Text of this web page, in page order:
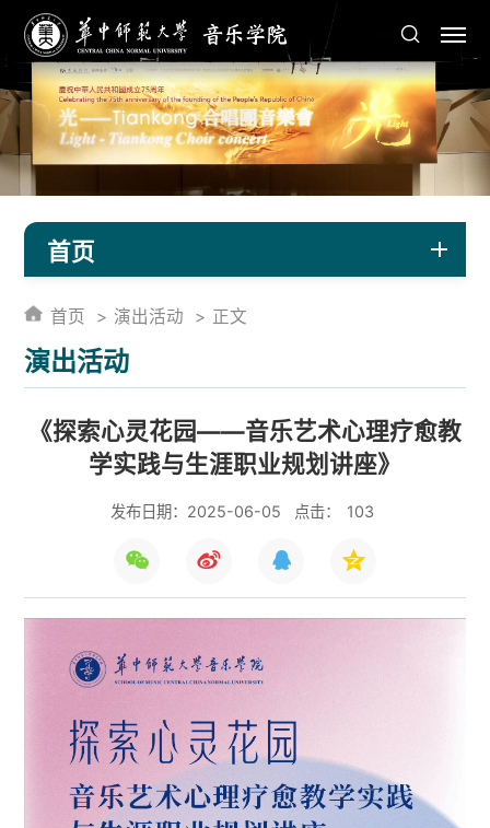
首页
演出活动
首页 演出活动 正文
《探索心灵花园——音乐艺术心理疗愈教
学实践与生涯职业规划讲座》
发布日期：2025-06-05 点击： 103